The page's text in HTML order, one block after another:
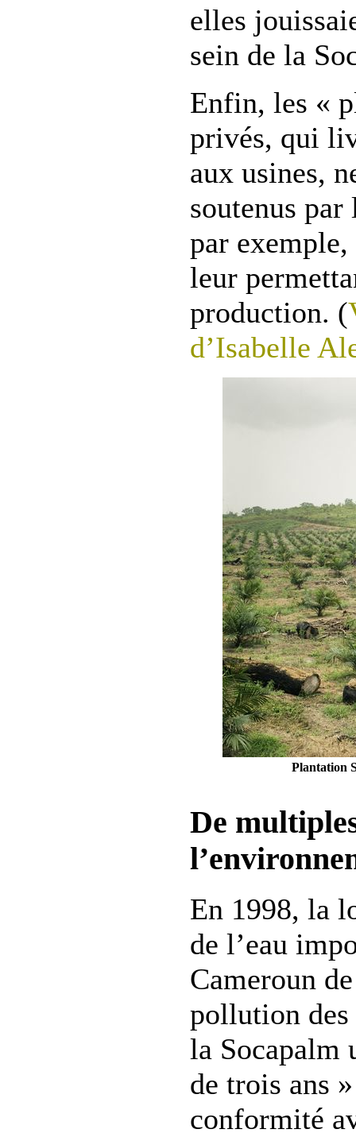
elles
sein de la
Enfin, les «
privés, qui
aux usines,
soutenus
par exemple,
leur
production. (
d’Isabelle
Plantation
De
En 1998, la
de l’eau
Cameroun
pollution des
la Socapalm
de trois ans
conformité